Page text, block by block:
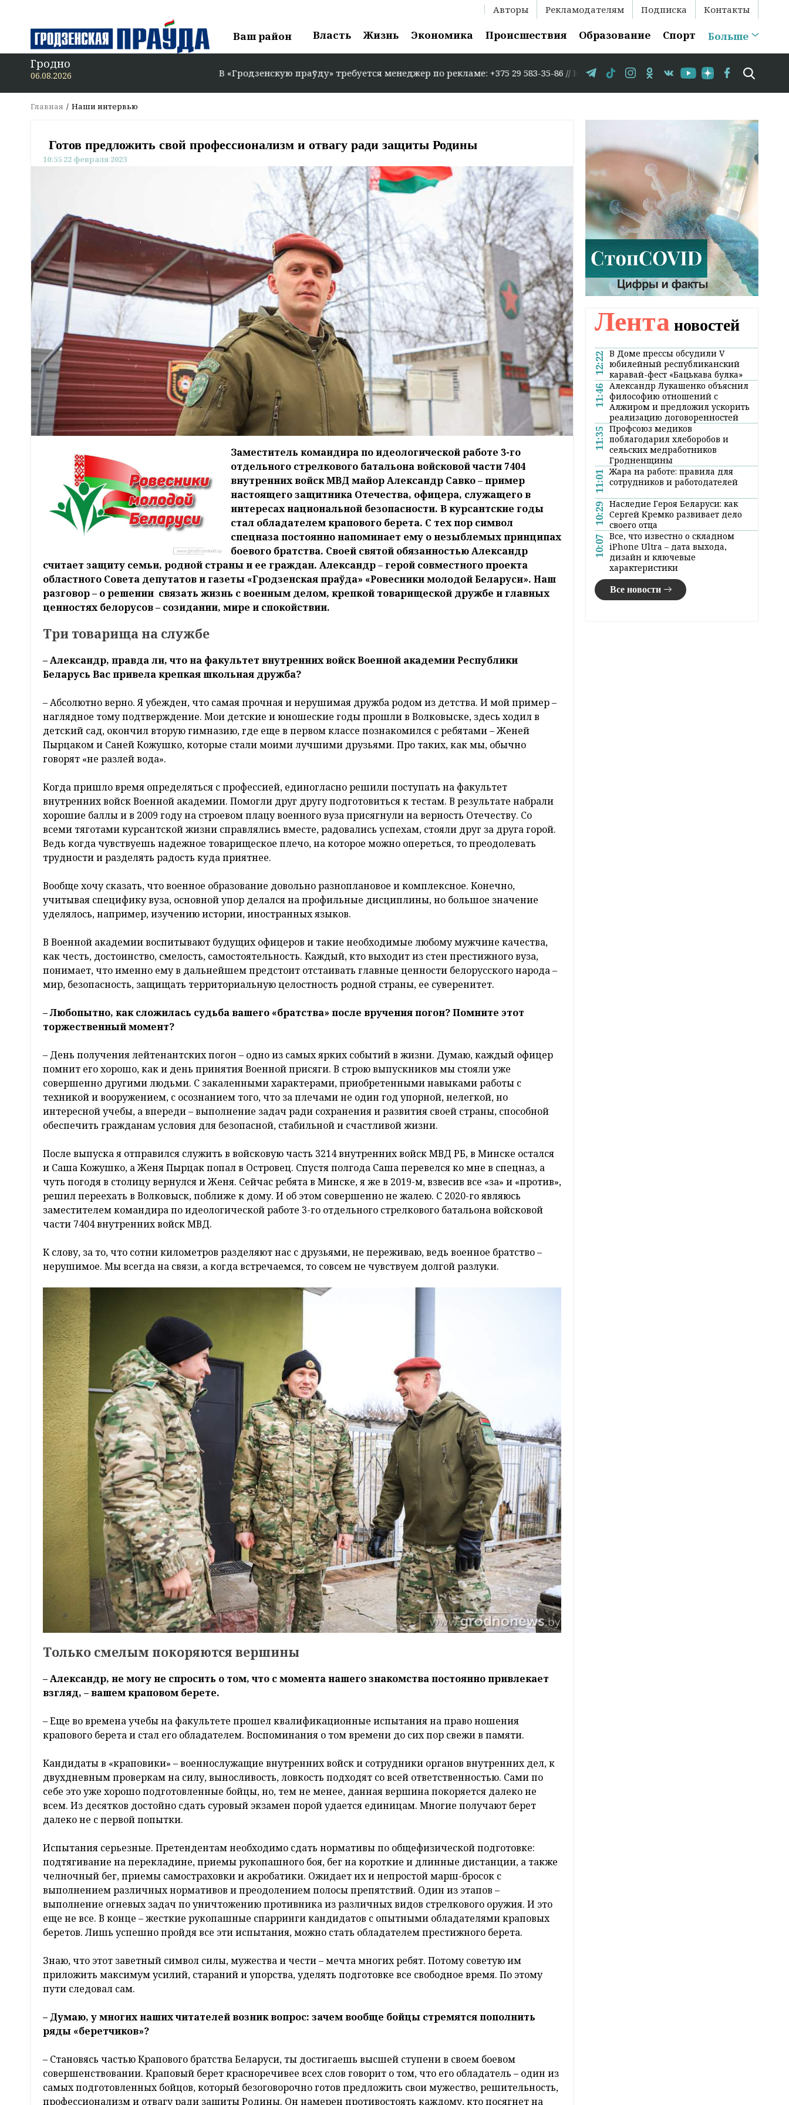
Авторы Рекламодателям Подписка Контакты
Ваш район Власть Жизнь Экономика Происшествия Образование Спорт Больше
Гродно
06.08.2026 В «Гродзенскую праўду» требуется менеджер по рекламе: +375 29 583-35-86 // В Гродно временно закрывается движение по улице
Главная Наши интервью
Готов предложить свой профессионализм и отвагу ради защиты Родины
10:55 22 февраля 2023
Заместитель командира по идеологической работе 3-го
отдельного стрелкового батальона войсковой части 7404
внутренних войск МВД майор Александр Савко – пример
настоящего защитника Отечества, офицера, служащего в
интересах национальной безопасности. В курсантские годы
стал обладателем крапового берета. С тех пор символ
спецназа постоянно напоминает ему о незыблемых принципах
боевого братства. Своей святой обязанностью Александр
считает защиту семьи, родной страны и ее граждан. Александр – герой совместного проекта
областного Совета депутатов и газеты «Гродзенская праўда» «Ровесники молодой Беларуси». Наш
разговор – о решении связать жизнь с военным делом, крепкой товарищеской дружбе и главных
ценностях белорусов – созидании, мире и спокойствии.
Три товарища на службе
– Александр, правда ли, что на факультет внутренних войск Военной академии Республики
Беларусь Вас привела крепкая школьная дружба?
– Абсолютно верно. Я убежден, что самая прочная и нерушимая дружба родом из детства. И мой пример –
наглядное тому подтверждение. Мои детские и юношеские годы прошли в Волковыске, здесь ходил в
детский сад, окончил вторую гимназию, где еще в первом классе познакомился с ребятами – Женей
Пырцаком и Саней Кожушко, которые стали моими лучшими друзьями. Про таких, как мы, обычно
говорят «не разлей вода».
Когда пришло время определяться с профессией, единогласно решили поступать на факультет
внутренних войск Военной академии. Помогли друг другу подготовиться к тестам. В результате набрали
хорошие баллы и в 2009 году на строевом плацу военного вуза присягнули на верность Отечеству. Со
всеми тяготами курсантской жизни справлялись вместе, радовались успехам, стояли друг за друга горой.
Ведь когда чувствуешь надежное товарищеское плечо, на которое можно опереться, то преодолевать
трудности и разделять радость куда приятнее.
Вообще хочу сказать, что военное образование довольно разноплановое и комплексное. Конечно,
учитывая специфику вуза, основной упор делался на профильные дисциплины, но большое значение
уделялось, например, изучению истории, иностранных языков.
В Военной академии воспитывают будущих офицеров и такие необходимые любому мужчине качества,
как честь, достоинство, смелость, самостоятельность. Каждый, кто выходит из стен престижного вуза,
понимает, что именно ему в дальнейшем предстоит отстаивать главные ценности белорусского народа –
мир, безопасность, защищать территориальную целостность родной страны, ее суверенитет.
– Любопытно, как сложилась судьба вашего «братства» после вручения погон? Помните этот
торжественный момент?
– День получения лейтенантских погон – одно из самых ярких событий в жизни. Думаю, каждый офицер
помнит его хорошо, как и день принятия Военной присяги. В строю выпускников мы стояли уже
совершенно другими людьми. С закаленными характерами, приобретенными навыками работы с
техникой и вооружением, с осознанием того, что за плечами не один год упорной, нелегкой, но
интересной учебы, а впереди – выполнение задач ради сохранения и развития своей страны, способной
обеспечить гражданам условия для безопасной, стабильной и счастливой жизни.
После выпуска я отправился служить в войсковую часть 3214 внутренних войск МВД РБ, в Минске остался
и Саша Кожушко, а Женя Пырцак попал в Островец. Спустя полгода Саша перевелся ко мне в спецназ, а
чуть погодя в столицу вернулся и Женя. Сейчас ребята в Минске, я же в 2019-м, взвесив все «за» и «против»,
решил переехать в Волковыск, поближе к дому. И об этом совершенно не жалею. С 2020-го являюсь
заместителем командира по идеологической работе 3-го отдельного стрелкового батальона войсковой
части 7404 внутренних войск МВД.
К слову, за то, что сотни километров разделяют нас с друзьями, не переживаю, ведь военное братство –
нерушимое. Мы всегда на связи, а когда встречаемся, то совсем не чувствуем долгой разлуки.
Только смелым покоряются вершины
– Александр, не могу не спросить о том, что с момента нашего знакомства постоянно привлекает
взгляд, – вашем краповом берете.
– Еще во времена учебы на факультете прошел квалификационные испытания на право ношения
крапового берета и стал его обладателем. Воспоминания о том времени до сих пор свежи в памяти.
Кандидаты в «краповики» – военнослужащие внутренних войск и сотрудники органов внутренних дел, к
двухдневным проверкам на силу, выносливость, ловкость подходят со всей ответственностью. Сами по
себе это уже хорошо подготовленные бойцы, но, тем не менее, данная вершина покоряется далеко не
всем. Из десятков достойно сдать суровый экзамен порой удается единицам. Многие получают берет
далеко не с первой попытки.
Испытания серьезные. Претендентам необходимо сдать нормативы по общефизической подготовке:
подтягивание на перекладине, приемы рукопашного боя, бег на короткие и длинные дистанции, а также
челночный бег, приемы самостраховки и акробатики. Ожидает их и непростой марш-бросок с
выполнением различных нормативов и преодолением полосы препятствий. Один из этапов –
выполнение огневых задач по уничтожению противника из различных видов стрелкового оружия. И это
еще не все. В конце – жесткие рукопашные спарринги кандидатов с опытными обладателями краповых
беретов. Лишь успешно пройдя все эти испытания, можно стать обладателем престижного берета.
Знаю, что этот заветный символ силы, мужества и чести – мечта многих ребят. Потому советую им
приложить максимум усилий, стараний и упорства, уделять подготовке все свободное время. По этому
пути следовал сам.
– Думаю, у многих наших читателей возник вопрос: зачем вообще бойцы стремятся пополнить
ряды «беретчиков»?
– Становясь частью Крапового братства Беларуси, ты достигаешь высшей ступени в своем боевом
совершенствовании. Краповый берет красноречивее всех слов говорит о том, что его обладатель – один из
самых подготовленных бойцов, который безоговорочно готов предложить свои мужество, решительность,
профессионализм и отвагу ради защиты Родины. Он намерен противостоять каждому, кто посягнет на
Лента новостей
12:22 В Доме прессы обсудили V
юбилейный республиканский
каравай-фест «Бацькава булка»
11:46
Александр Лукашенко объяснил
философию отношений с
Алжиром и предложил ускорить
реализацию договоренностей
11:35 Профсоюз медиков
поблагодарил хлеборобов и
сельских медработников
Гродненщины
11:01 Жара на работе: правила для
сотрудников и работодателей
10:29 Наследие Героя Беларуси: как
Сергей Кремко развивает дело
своего отца
10:07 Все, что известно о складном
iPhone Ultra – дата выхода,
дизайн и ключевые
характеристики
Все новости